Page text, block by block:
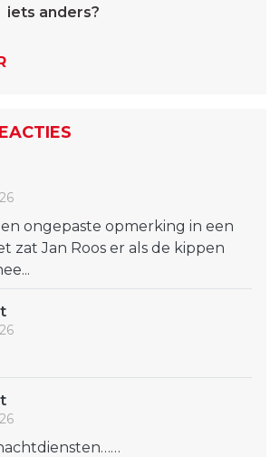
iets anders?
ongepaste opmerking in een
zat Jan Roos er als de kippen